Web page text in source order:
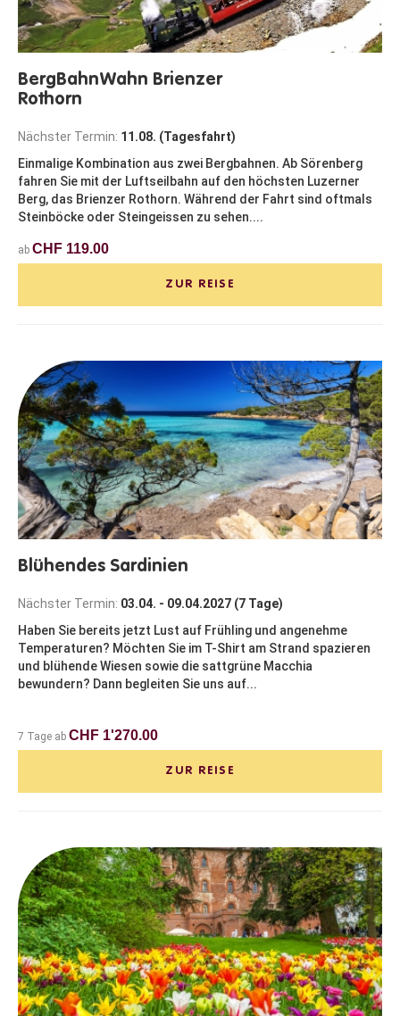
BergBahnWahn Brienzer
Rothorn
Nächster Termin: 11.08. (Tagesfahrt)
Einmalige Kombination aus zwei Bergbahnen. Ab Sörenberg
fahren Sie mit der Luftseilbahn auf den höchsten Luzerner
Berg, das Brienzer Rothorn. Während der Fahrt sind oftmals
Steinböcke oder Steingeissen zu sehen....
ab CHF 119.00
ZUR REISE
Blühendes Sardinien
Nächster Termin: 03.04. - 09.04.2027 (7 Tage)
Haben Sie bereits jetzt Lust auf Frühling und angenehme
Temperaturen? Möchten Sie im T-Shirt am Strand spazieren
und blühende Wiesen sowie die sattgrüne Macchia
bewundern? Dann begleiten Sie uns auf...
7 Tage ab CHF 1'270.00
ZUR REISE